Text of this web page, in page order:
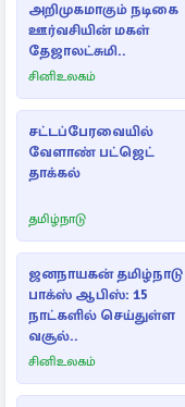
அறிமுகமாகும் நடிகை
ஊர்வசியின் மகள்
தேஜாலட்சுமி..
சினிஉலகம்
சட்டப்பேரவையில்
வேளாண் பட்ஜெட்
தாக்கல்
தமிழ்நாடு
ஜனநாயகன் தமிழ்நாடு
பாக்ஸ் ஆபிஸ்: 15
நாட்களில் செய்துள்ள
வசூல்..
சினிஉலகம்